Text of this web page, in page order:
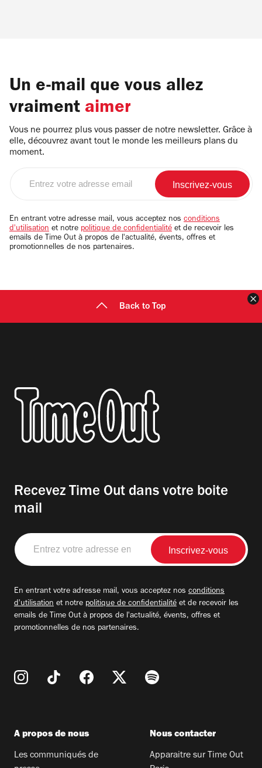
Un e-mail que vous allez
vraiment aimer
Vous ne pourrez plus vous passer de notre newsletter. Grâce à
elle, découvrez avant tout le monde les meilleurs plans du
moment.
email
En entrant votre adresse mail, vous acceptez nos conditions
d'utilisation et notre politique de confidentialité et de recevoir les
emails de Time Out à propos de l'actualité, évents, offres et
promotionnelles de nos partenaires.
Back to Top
Recevez Time Out dans votre boite
mail
Entrez
votre
adresse
En entrant votre adresse mail, vous acceptez nos conditions
d'utilisation et notre politique de confidentialité et de recevoir les
emails de Time Out à propos de l'actualité, évents, offres et
promotionnelles de nos partenaires.
A propos de nous
Les communiqués de
Nous contacter
Apparaitre sur Time Out